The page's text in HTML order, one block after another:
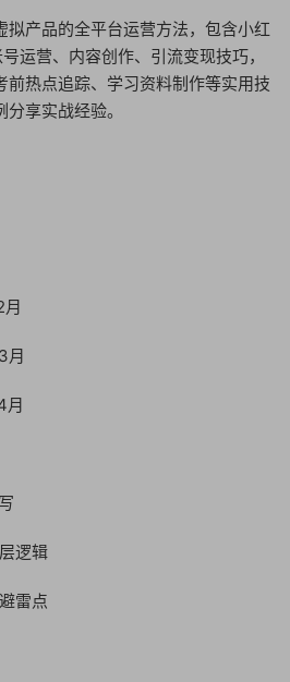
拟产品的全平台运营方法，包含小红
运营、内容创作、引流变现技巧，
前热点追踪、学习资料制作等实用技
享实战经验。
月
月
逻辑
雷点